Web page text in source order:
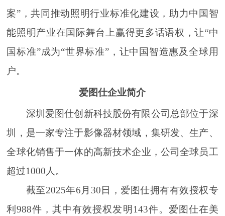
案”，共同推动照明行业标准化建设，助力中国智
能照明产业在国际舞台上赢得更多话语权，让“中
国标准”成为“世界标准”，让中国智造惠及全球用
户。
爱图仕企业简介
深圳爱图仕创新科技股份有限公司总部位于深
圳，是一家专注于影像器材领域，集研发、生产、
全球化销售于一体的高新技术企业，公司全球员工
超过1000人。
截至2025年6月30日，爱图仕拥有有效授权专
利988件，其中有效授权发明143件。爱图仕在美